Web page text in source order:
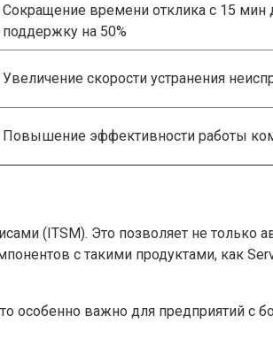
Сокращение времени отклика с 15 мин
поддержку на 50%
Увеличение скорости устранения
Повышение эффективности работы
(ITSM). Это позволяет не только
с такими продуктами, как
особенно важно для предприятий с